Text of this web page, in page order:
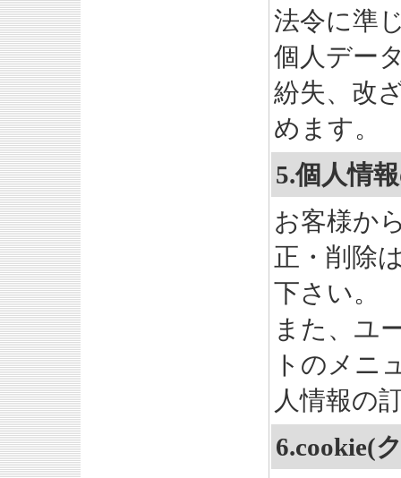
法令に準
個人デー
紛失、改
めます。
5.個人情
お客様か
正・削除
下さい。
また、ユ
トのメニ
人情報の
6.cookie(